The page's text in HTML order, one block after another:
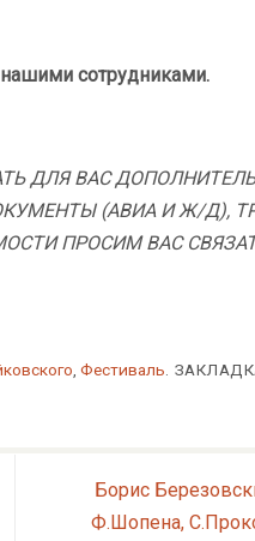
сотрудниками.
ДЛЯ ВАС
(АВИА И Ж/Д),
ПРОСИМ ВАС
Фестиваль
Борис
Ф.Шопена,